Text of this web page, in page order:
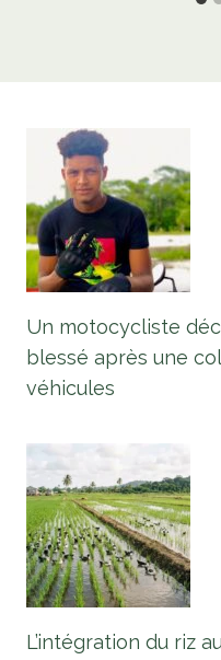
Un motocycliste
blessé après une
véhicules
L’intégration du riz